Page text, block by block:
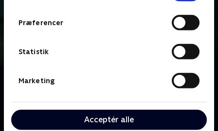
Præferencer
Statistik
Marketing
Acceptér alle
Om Hvide Sande
I turistparadiset ved Vesterhavet skinner solen over
ferieby gemmer sig hemmeligheder, personlige
skæbner og farlige forbindelser.